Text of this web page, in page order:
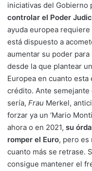
iniciativas del Gobierno
controlar el Poder
ayuda europea
está dispuesto a
aumentar su poder
desde la que plantear
Europea en cuanto
crédito. Ante
sería, Frau Merkel,
forzar ya un ‘Mario
ahora o en 2021, su
romper el Euro, pero es
cuanto más se retrase.
consigue mantener el